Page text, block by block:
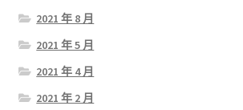
2021 年 8 月
2021 年 5 月
2021 年 4 月
2021 年 2 月